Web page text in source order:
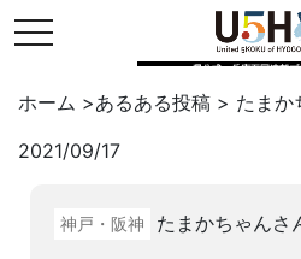
toggle navigation
県公式・兵庫五国連邦プ
ホーム >あるある投稿 > たまか
2021/09/17
神戸・阪神 たまかちゃんさ